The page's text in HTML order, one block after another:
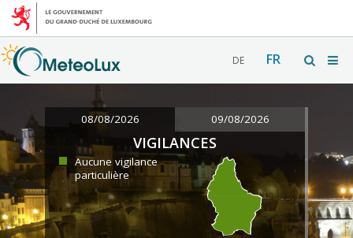
DE FR
08/08/2026 09/08/2026
VIGILANCES
Aucune vigilance
particulière